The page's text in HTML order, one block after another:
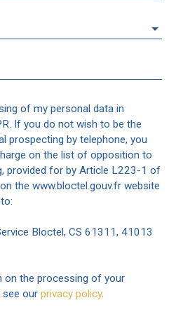
of my personal data in
If you do not wish to be the
prospecting by telephone, you
on the list of opposition to
provided for by Article L223-1 of
the www.bloctel.gouv.fr website
Bloctel, CS 61311, 41013
on the processing of your
see our privacy policy.